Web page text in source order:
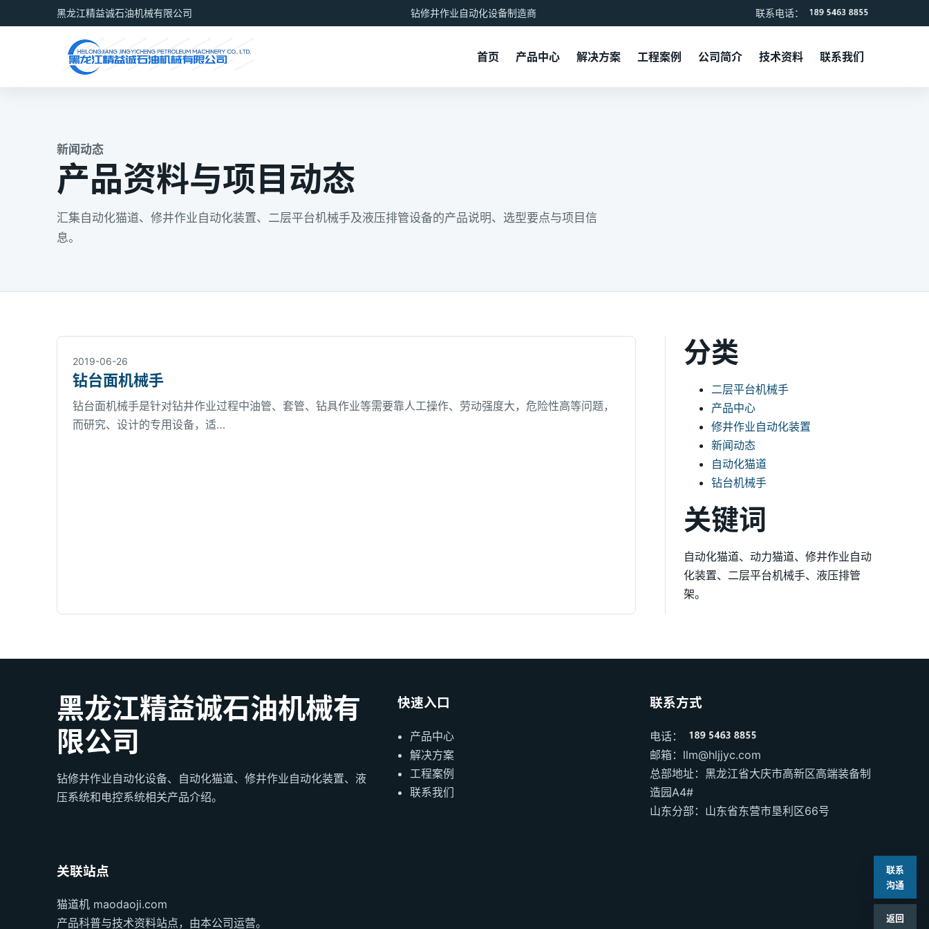
黑龙江精益诚石油机械有限公司 钻修井作业自动化设备制造商 联系电话：
首页 产品中心 解决方案 工程案例 公司简介 技术资料 联系我们
新闻动态
产品资料与项目动态
汇集自动化猫道、修井作业自动化装置、二层平台机械手及液压排管设备的产品说明、选型要点与项目信
息。
2019-06-26
钻台面机械手
钻台面机械手是针对钻井作业过程中油管、套管、钻具作业等需要靠人工操作、劳动强度大，危险性高等问题，
而研究、设计的专用设备，适…
分类
二层平台机械手
产品中心
修井作业自动化装置
新闻动态
自动化猫道
钻台机械手
关键词
自动化猫道、动力猫道、修井作业自动
化装置、二层平台机械手、液压排管
架。
黑龙江精益诚石油机械有
限公司
钻修井作业自动化设备、自动化猫道、修井作业自动化装置、液
压系统和电控系统相关产品介绍。
快速入口
产品中心
解决方案
工程案例
联系我们
联系方式
电话：
邮箱：llm@hljjyc.com
总部地址：黑龙江省大庆市高新区高端装备制
造园A4#
山东分部：山东省东营市垦利区66号
关联站点
猫道机 maodaoji.com
产品科普与技术资料站点，由本公司运营。
联系
沟通
返回